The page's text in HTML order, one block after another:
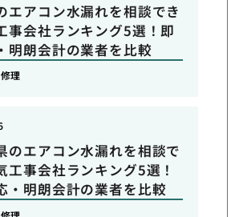
エアコン水漏れを相談でき
事会社ランキング5選！即
明朗会計の業者を比較
理
のエアコン水漏れを相談で
工事会社ランキング5選！
・明朗会計の業者を比較